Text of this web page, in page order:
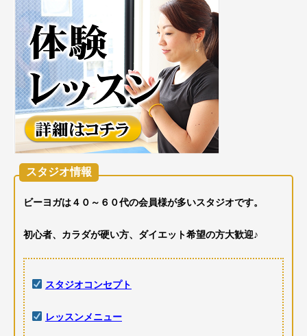
スタジオ情報
ビーヨガは４０～６０代の会員様が多いスタジオです。
初心者、カラダが硬い方、ダイエット希望の方大歓迎♪
スタジオコンセプト
レッスンメニュー